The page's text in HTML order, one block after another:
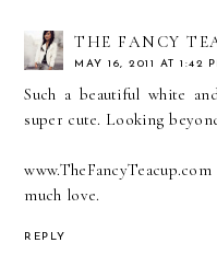
THE FANCY
MAY 16, 2011 AT 1:42
Such a beautiful white
super cute. Looking
www.TheFancyTeacup.com
much love.
REPLY